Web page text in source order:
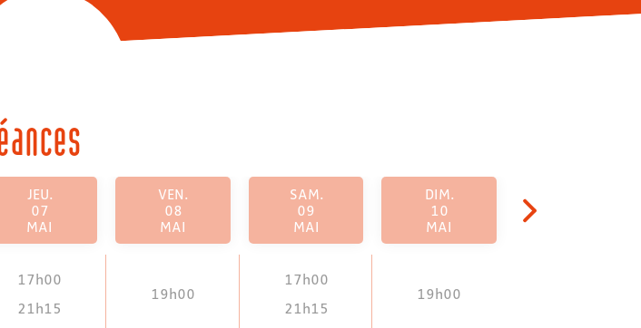
JEU.
07
MAI
17h00
21h15
VEN.
08
MAI
19h00
SAM.
09
MAI
17h00
21h15
DIM.
10
MAI
19h00